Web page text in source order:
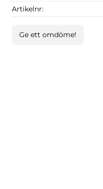
Artikelnr
Ge ett omdöme!